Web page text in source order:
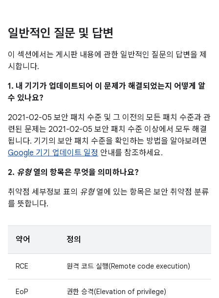
일반적인 질문 및 답변
이 섹션에서는 게시판 내용에 관한 일반적인 질문의 답변을 제
시합니다.
1. 내 기기가 업데이트되어 이 문제가 해결되었는지 어떻게 알
수 있나요?
2021-02-05 보안 패치 수준 및 그 이전의 모든 패치 수준과 관
련된 문제는 2021-02-05 보안 패치 수준 이상에서 모두 해결
됩니다. 기기의 보안 패치 수준을 확인하는 방법을 알아보려면
Google 기기 업데이트 일정 안내를 참조하세요.
2. 유형열의 항목은 무엇을 의미하나요?
취약점 세부정보 표의 유형열에 있는 항목은 보안 취약점 분류
를 뜻합니다.
약어 정의
RCE 원격 코드 실행(Remote code execution)
EoP 권한 승격(Elevation of privilege)